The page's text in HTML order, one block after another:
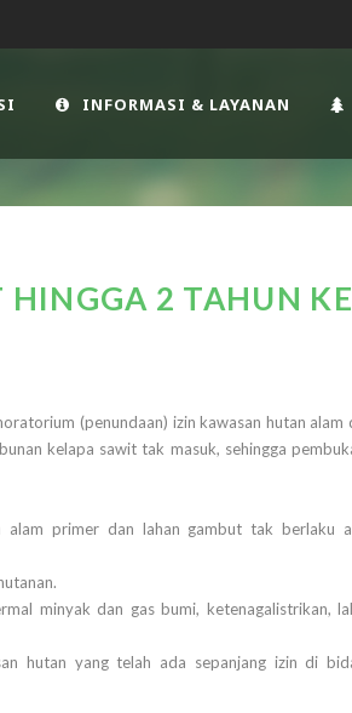
INFORMASI & LAYANAN
2 TAHUN KE
(penundaan) izin kawasan hutan alam
kelapa sawit tak masuk, sehingga
alam primer dan lahan gambut tak berlaku
minyak dan gas bumi, ketenagalistrikan,
hutan yang telah ada sepanjang izin di